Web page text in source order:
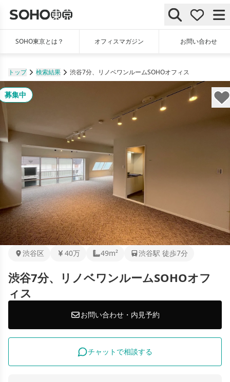
SOHO東京とは？ オフィスマガジン お問い合わせ
トップ 検索結果 渋谷7分、リノベワンルームSOHOオフィス
募集中
渋谷区 40万 49m² 渋谷駅 徒歩7分
渋谷7分、リノベワンルームSOHOオフ
ィス
お問い合わせ・内見予約
チャットで相談する